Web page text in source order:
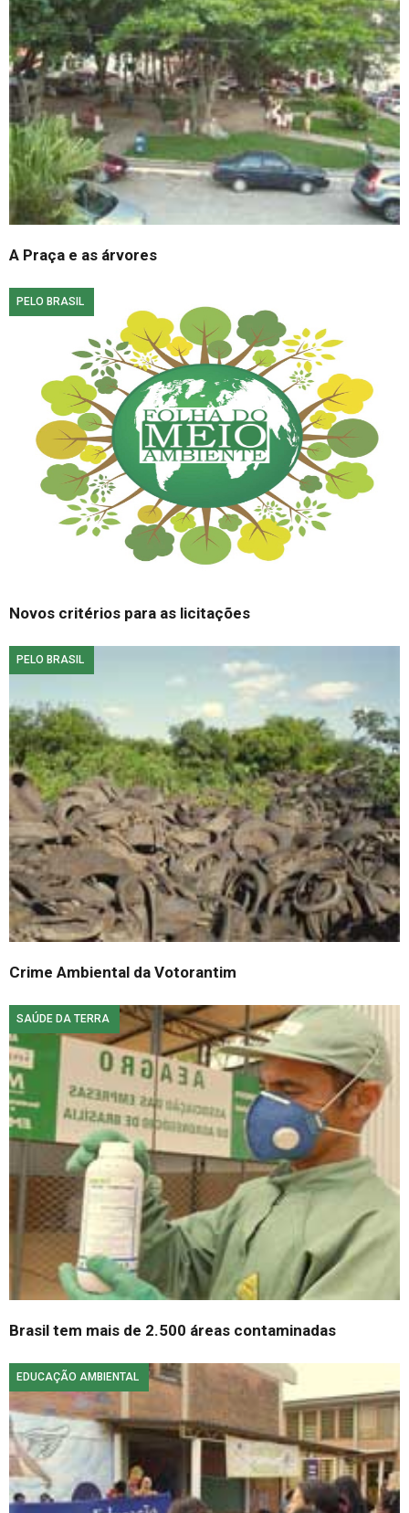
A Praça e as árvores
PELO BRASIL
Novos critérios para as licitações
PELO BRASIL
Crime Ambiental da Votorantim
SAÚDE DA TERRA
Brasil tem mais de 2.500 áreas contaminadas
EDUCAÇÃO AMBIENTAL